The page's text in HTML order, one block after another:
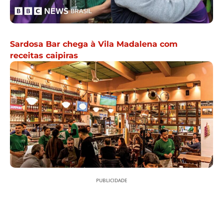
Sardosa Bar chega à Vila Madalena com
receitas caipiras
PUBLICIDADE